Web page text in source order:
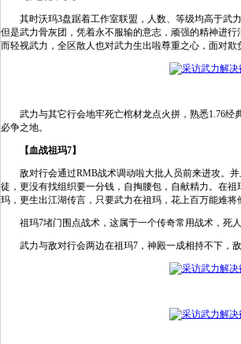
其时沃玛3盘踞着工作室联盟，人数、等级均高于武力
但是武力骨灰团，凭着永不服输的意志，顽强的精神进
而轻视武力，全区散人也对武力生出啦尊重之心，面对
武力与其它行会地牢死亡棺材龙点火拼，熟悉1.76经
必争之地。
【血战祖玛7】
敌对行会通过RMB战术调动啦大批人员前来进攻。并
徒，更没有找组织要一分钱，自掏腰包，自献精力。在
玛，更生出江湖传言，只要武力在祖玛，花上百万能难将
祖玛7堵门围点战术，这属于一个传奇常用战术，死人
武力与敌对行会两边在祖玛7，神殿一成相持不下，敌